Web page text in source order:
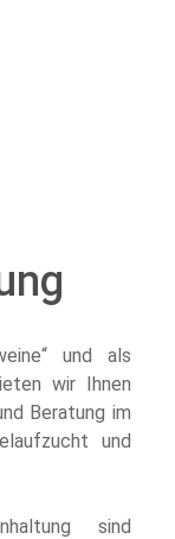
und als
wir Ihnen
Beratung im
und
sind